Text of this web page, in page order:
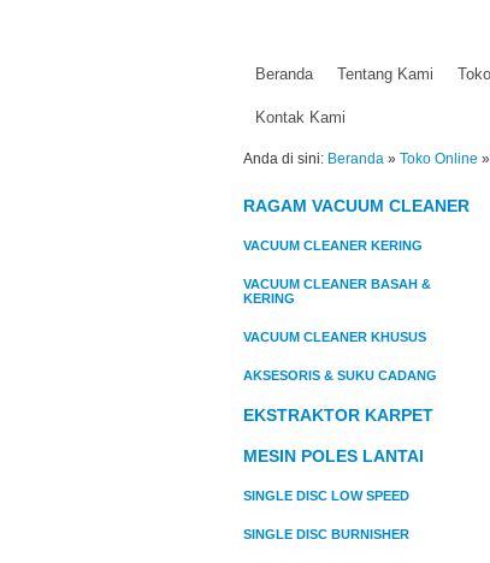
Beranda Tentang Kami
Kontak Kami
Anda di sini: Beranda » Toko Online »
RAGAM VACUUM CLEANER
VACUUM CLEANER KERING
VACUUM CLEANER BASAH &
KERING
VACUUM CLEANER KHUSUS
AKSESORIS & SUKU CADANG
EKSTRAKTOR KARPET
MESIN POLES LANTAI
SINGLE DISC LOW SPEED
SINGLE DISC BURNISHER